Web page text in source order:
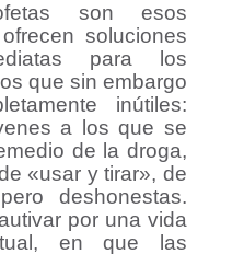
son esos
soluciones
para los
que sin embargo
inútiles:
a los que se
de la droga,
«usar y tirar», de
deshonestas.
por una vida
en que las